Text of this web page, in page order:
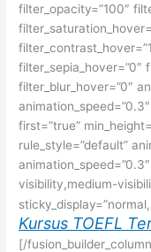
filter_opacity=”100″
filter_sepia_hover=”0″
filter_blur_hover=”0″
first=”true”
rule_style=”default”
visibility,medium-
Kursus TOEFL
[/